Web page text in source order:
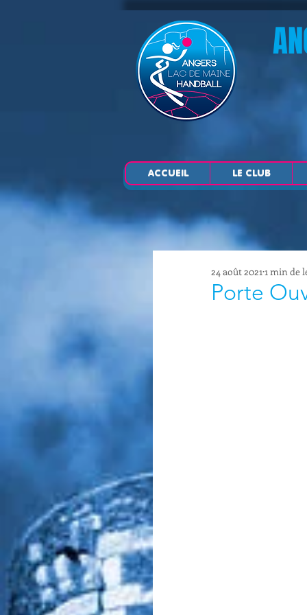
ACCUEIL LE CLUB
Porte
24 août 20211 min de